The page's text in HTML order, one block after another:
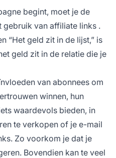
begint, moet je de
gebruik van affiliate links .
“Het geld zit in de lijst,” is
geld zit in de relatie die je
van abonnees om
winnen, hun
waardevols bieden, in
te verkopen of je e-mail
Zo voorkom je dat je
Bovendien kan te veel